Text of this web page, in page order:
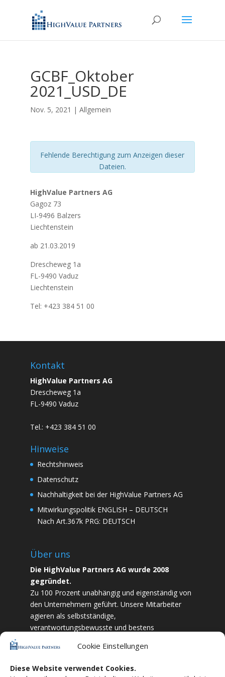
Cookie Einstellungen
Diese Website verwendet Cookies.
GCBF_Oktober
2021_USD_DE
Nov. 5, 2021 | Allgemein
Fehlende Berechtigung zum Anzeigen dieser
Dateien.
HighValue Partners AG
Gagoz 73
LI-9496 Balzers
Liechtenstein
ab 21.03.2019
Drescheweg 1a
FL-9490 Vaduz
Liechtenstein
Tel: +423 384 51 00
Kontakt
HighValue Partners AG
Drescheweg 1a
FL-9490 Vaduz
Tel.: +423 384 51 00
Hinweise
Rechtshinweis
Datenschutz
Nachhaltigkeit bei der HighValue Partners AG
Mitwirkungspolitik ENGLISH – DEUTSCH
Nach Art.367k PRG: DEUTSCH
Über uns
Die HighValue Partners AG wurde 2008
gegründet.
Zu 100 Prozent unabhängig und eigenständig von
den Unternehmern geführt. Unsere Mitarbeiter
agieren als selbstständige,
verantwortungsbewusste und bestens
und Zielstrebigkeit sind wir bestrebt das